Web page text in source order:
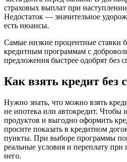
страховых выплат при
Недостаток — значительное
есть нюансы.
Самые низкие процентные ставки
кредитным программам с
предложения быстрее одобрят без
Как взять кредит без
Нужно знать, что можно взять
не ипотека или автокредит. Чтобы
продуктов и выгодно оформить
просите показать в кредитном
пункты. При выборе программы
реальные условия и переплату
него.